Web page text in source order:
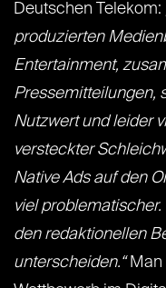
Deutschen Telekom:
produzierten
Entertainment,
Pressemitteilungen,
Nutzwert und leider
versteckter
Native Ads auf den
viel
den redaktionellen
unterscheiden.“Man